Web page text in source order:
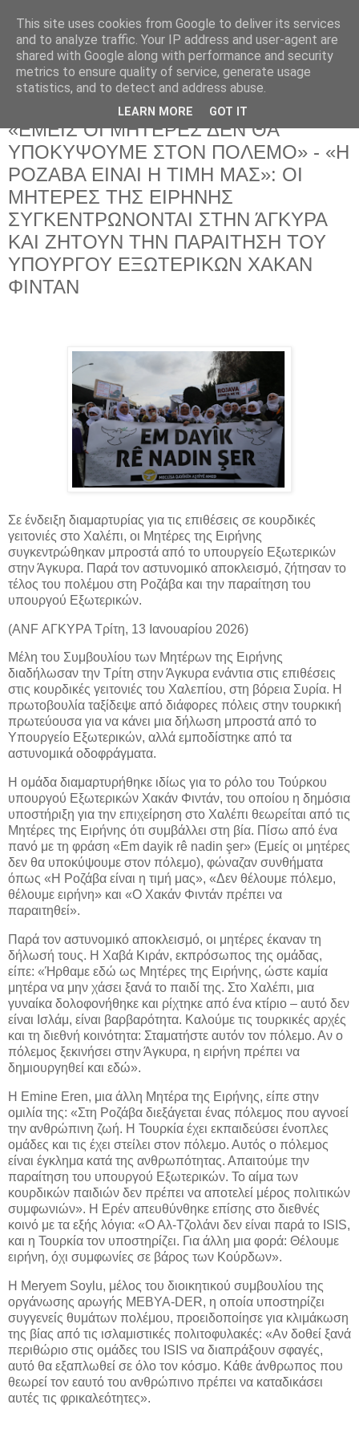
Τρίτη 13 Ιανουαρίου 2026
«ΕΜΕΙΣ ΟΙ ΜΗΤΕΡΕΣ ΔΕΝ ΘΑ
ΥΠΟΚΥΨΟΥΜΕ ΣΤΟΝ ΠΟΛΕΜΟ» - «Η
ΡΟΖΑΒΑ ΕΙΝΑΙ Η ΤΙΜΗ ΜΑΣ»: ΟΙ
ΜΗΤΕΡΕΣ ΤΗΣ ΕΙΡΗΝΗΣ
ΣΥΓΚΕΝΤΡΩΝΟΝΤΑΙ ΣΤΗΝ ΆΓΚΥΡΑ
ΚΑΙ ΖΗΤΟΥΝ ΤΗΝ ΠΑΡΑΙΤΗΣΗ ΤΟΥ
ΥΠΟΥΡΓΟΥ ΕΞΩΤΕΡΙΚΩΝ ΧΑΚΑΝ
ΦΙΝΤΑΝ
Σε ένδειξη διαμαρτυρίας για τις επιθέσεις σε κουρδικές
γειτονιές στο Χαλέπι, οι Μητέρες της Ειρήνης
συγκεντρώθηκαν μπροστά από το υπουργείο Εξωτερικών
στην Άγκυρα. Παρά τον αστυνομικό αποκλεισμό, ζήτησαν το
τέλος του πολέμου στη Ροζάβα και την παραίτηση του
υπουργού Εξωτερικών.
(ANF ΑΓΚΥΡΑ Τρίτη, 13 Ιανουαρίου 2026)
Μέλη του Συμβουλίου των Μητέρων της Ειρήνης
διαδήλωσαν την Τρίτη στην Άγκυρα ενάντια στις επιθέσεις
στις κουρδικές γειτονιές του Χαλεπίου, στη βόρεια Συρία. Η
πρωτοβουλία ταξίδεψε από διάφορες πόλεις στην τουρκική
πρωτεύουσα για να κάνει μια δήλωση μπροστά από το
Υπουργείο Εξωτερικών, αλλά εμποδίστηκε από τα
αστυνομικά οδοφράγματα.
Η ομάδα διαμαρτυρήθηκε ιδίως για το ρόλο του Τούρκου
υπουργού Εξωτερικών Χακάν Φιντάν, του οποίου η δημόσια
υποστήριξη για την επιχείρηση στο Χαλέπι θεωρείται από τις
Μητέρες της Ειρήνης ότι συμβάλλει στη βία. Πίσω από ένα
πανό με τη φράση «Em dayik rê nadin şer» (Εμείς οι μητέρες
δεν θα υποκύψουμε στον πόλεμο), φώναζαν συνθήματα
όπως «Η Ροζάβα είναι η τιμή μας», «Δεν θέλουμε πόλεμο,
θέλουμε ειρήνη» και «Ο Χακάν Φιντάν πρέπει να
παραιτηθεί».
Παρά τον αστυνομικό αποκλεισμό, οι μητέρες έκαναν τη
δήλωσή τους. Η Χαβά Κιράν, εκπρόσωπος της ομάδας,
είπε: «Ήρθαμε εδώ ως Μητέρες της Ειρήνης, ώστε καμία
μητέρα να μην χάσει ξανά το παιδί της. Στο Χαλέπι, μια
γυναίκα δολοφονήθηκε και ρίχτηκε από ένα κτίριο – αυτό δεν
είναι Ισλάμ, είναι βαρβαρότητα. Καλούμε τις τουρκικές αρχές
και τη διεθνή κοινότητα: Σταματήστε αυτόν τον πόλεμο. Αν ο
πόλεμος ξεκινήσει στην Άγκυρα, η ειρήνη πρέπει να
δημιουργηθεί και εδώ».
Η Emine Eren, μια άλλη Μητέρα της Ειρήνης, είπε στην
ομιλία της: «Στη Ροζάβα διεξάγεται ένας πόλεμος που αγνοεί
την ανθρώπινη ζωή. Η Τουρκία έχει εκπαιδεύσει ένοπλες
ομάδες και τις έχει στείλει στον πόλεμο. Αυτός ο πόλεμος
είναι έγκλημα κατά της ανθρωπότητας. Απαιτούμε την
παραίτηση του υπουργού Εξωτερικών. Το αίμα των
κουρδικών παιδιών δεν πρέπει να αποτελεί μέρος πολιτικών
συμφωνιών». Η Ερέν απευθύνθηκε επίσης στο διεθνές
κοινό με τα εξής λόγια: «Ο Αλ-Τζολάνι δεν είναι παρά το ISIS,
και η Τουρκία τον υποστηρίζει. Για άλλη μια φορά: Θέλουμε
ειρήνη, όχι συμφωνίες σε βάρος των Κούρδων».
Η Meryem Soylu, μέλος του διοικητικού συμβουλίου της
οργάνωσης αρωγής MEBYA-DER, η οποία υποστηρίζει
συγγενείς θυμάτων πολέμου, προειδοποίησε για κλιμάκωση
της βίας από τις ισλαμιστικές πολιτοφυλακές: «Αν δοθεί ξανά
περιθώριο στις ομάδες του ISIS να διαπράξουν σφαγές,
αυτό θα εξαπλωθεί σε όλο τον κόσμο. Κάθε άνθρωπος που
θεωρεί τον εαυτό του ανθρώπινο πρέπει να καταδικάσει
αυτές τις φρικαλεότητες».
This site uses cookies from Google to deliver its services
and to analyze traffic. Your IP address and user-agent are
shared with Google along with performance and security
metrics to ensure quality of service, generate usage
statistics, and to detect and address abuse.
LEARN MORE GOT IT